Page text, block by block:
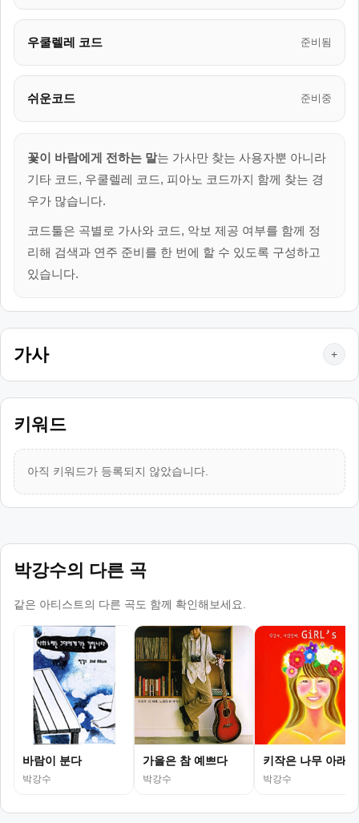
우쿨렐레 코드 준비됨
쉬운코드 준비중
꽃이 바람에게 전하는 말는 가사만 찾는 사용자뿐 아니라
기타 코드, 우쿨렐레 코드, 피아노 코드까지 함께 찾는 경
우가 많습니다.
코드툴은 곡별로 가사와 코드, 악보 제공 여부를 함께 정
리해 검색과 연주 준비를 한 번에 할 수 있도록 구성하고
있습니다.
가사 +
키워드
아직 키워드가 등록되지 않았습니다.
박강수의 다른 곡
같은 아티스트의 다른 곡도 함께 확인해보세요.
바람이 분다
박강수
가을은 참 예쁘다
박강수
키작은 나무 아래
박강수